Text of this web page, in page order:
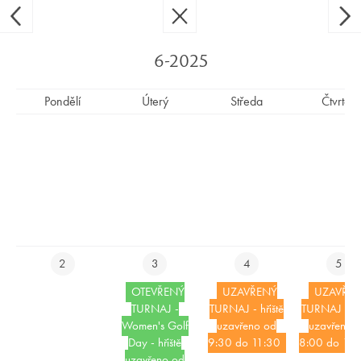
Ypsilon Golf Resort Liberec
EN
Restaurace
Neděle az středa 8-20
Čtvrtek až sobota 8-21
6-2025
Pondělí Úterý Středa Čtvrtek
2
3
OTEVŘENÝ
TURNAJ -
Women's Golf
Day - hřiště
4
UZAVŘENÝ
TURNAJ - hřiště
uzavřeno od
9:30 do 11:30
5
TURNAJ -
uzavřeno
8:00 do